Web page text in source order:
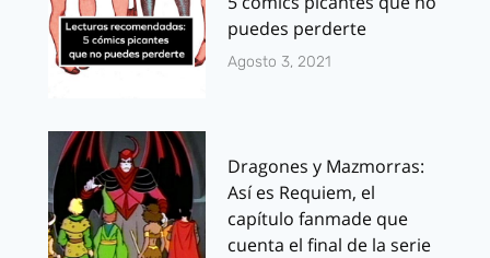
puedes perderte
Agosto 3, 2021
Dragones y Mazmorras:
Así es Requiem, el
capítulo fanmade que
cuenta el final de la serie